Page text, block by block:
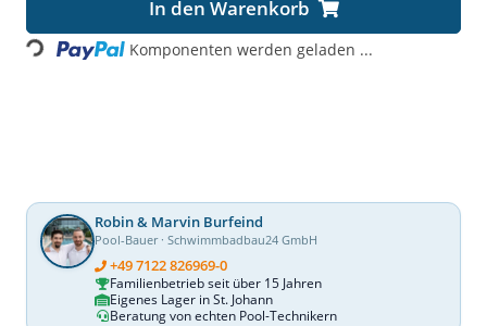
In den Warenkorb
Loading... Komponenten werden geladen ...
Robin & Marvin Burfeind
Pool-Bauer · Schwimmbadbau24 GmbH
+49 7122 826969-0
Familienbetrieb seit über 15 Jahren
Eigenes Lager in St. Johann
Beratung von echten Pool-Technikern